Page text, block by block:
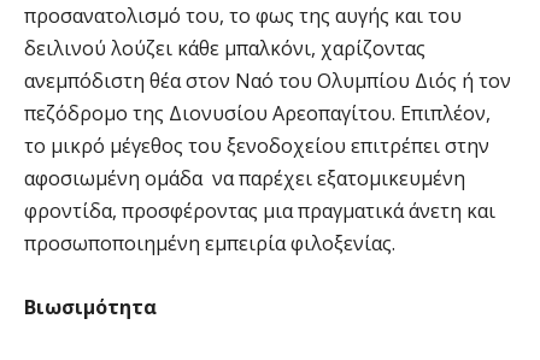
προσανατολισμό του, το φως της αυγής και του
δειλινού λούζει κάθε μπαλκόνι, χαρίζοντας
ανεμπόδιστη θέα στον Ναό του Ολυμπίου Διός ή τον
πεζόδρομο της Διονυσίου Αρεοπαγίτου. Επιπλέον,
το μικρό μέγεθος του ξενοδοχείου επιτρέπει στην
αφοσιωμένη ομάδα να παρέχει εξατομικευμένη
φροντίδα, προσφέροντας μια πραγματικά άνετη και
προσωποποιημένη εμπειρία φιλοξενίας.
Βιωσιμότητα